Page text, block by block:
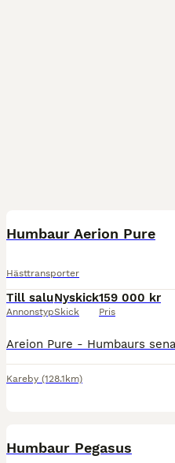
Humbaur Aerion Pure
Hästtransporter
Till salu
Annonstyp
Nyskick
Skick
159 000 kr
Pris
Kareby (128.1km)
Humbaur Pegasus